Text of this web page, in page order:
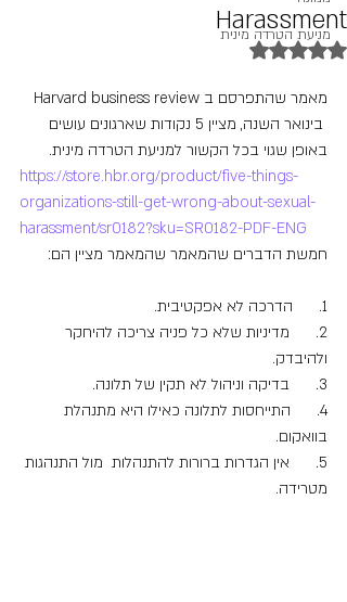
מניעת הטרדה מינית
Harassment
דירוג של NaN מתוך 5 כוכבים
בינואר השנה, מציין 5 נקודות שארגונים עושים
באופן שגוי בכל הקשור למניעת הטרדה מינית.
https://store.hbr.org/product/five-things-
organizations-still-get-wrong-about-sexual-
harassment/sr0182?sku=SR0182-PDF-ENG
חמשת הדברים שהמאמר שהמאמר מציין הם:
1.      הדרכה לא אפקטיבית.
2.      מדיניות שלא כל פניה צריכה להיחקר
ולהיבדק.
3.      בדיקה וניהול לא תקין של תלונה.
4.      התייחסות לתלונה כאילו היא מתנהלת
בוואקום.
5.      אין הגדרות ברורות להתנהלות  מול התנהגות
מטרידה.